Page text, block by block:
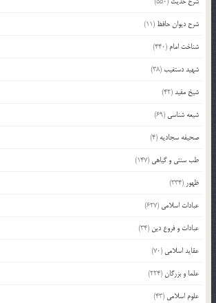
شرح دیوان حافظ (11)
شناخت امام (440)
شهید دستغیب(38)
شیخ مفید(42)
شیعه شناسی (69)
صحیفه سجادیه (4)
طب سنتی و گیاهی (147)
ظهور (334)
عبادات اسلامی (627)
عبادات و فروع دین (34)
عقاید اسلامی (70)
علما و بزرگان(224)
علوم اسلامی (43)